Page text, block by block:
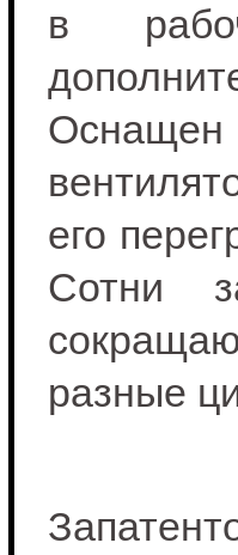
в
его
Сотни
разные